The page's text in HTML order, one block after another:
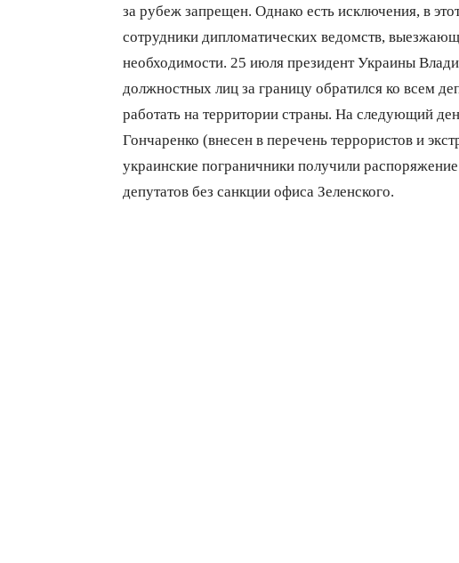
за рубеж запрещен. Однако есть исключения, в
сотрудники дипломатических ведомств,
необходимости. 25 июля президент Украины
должностных лиц за границу обратился ко всем
работать на территории страны. На следующий
Гончаренко (внесен в перечень террористов и
украинские пограничники получили
депутатов без санкции офиса Зеленского.